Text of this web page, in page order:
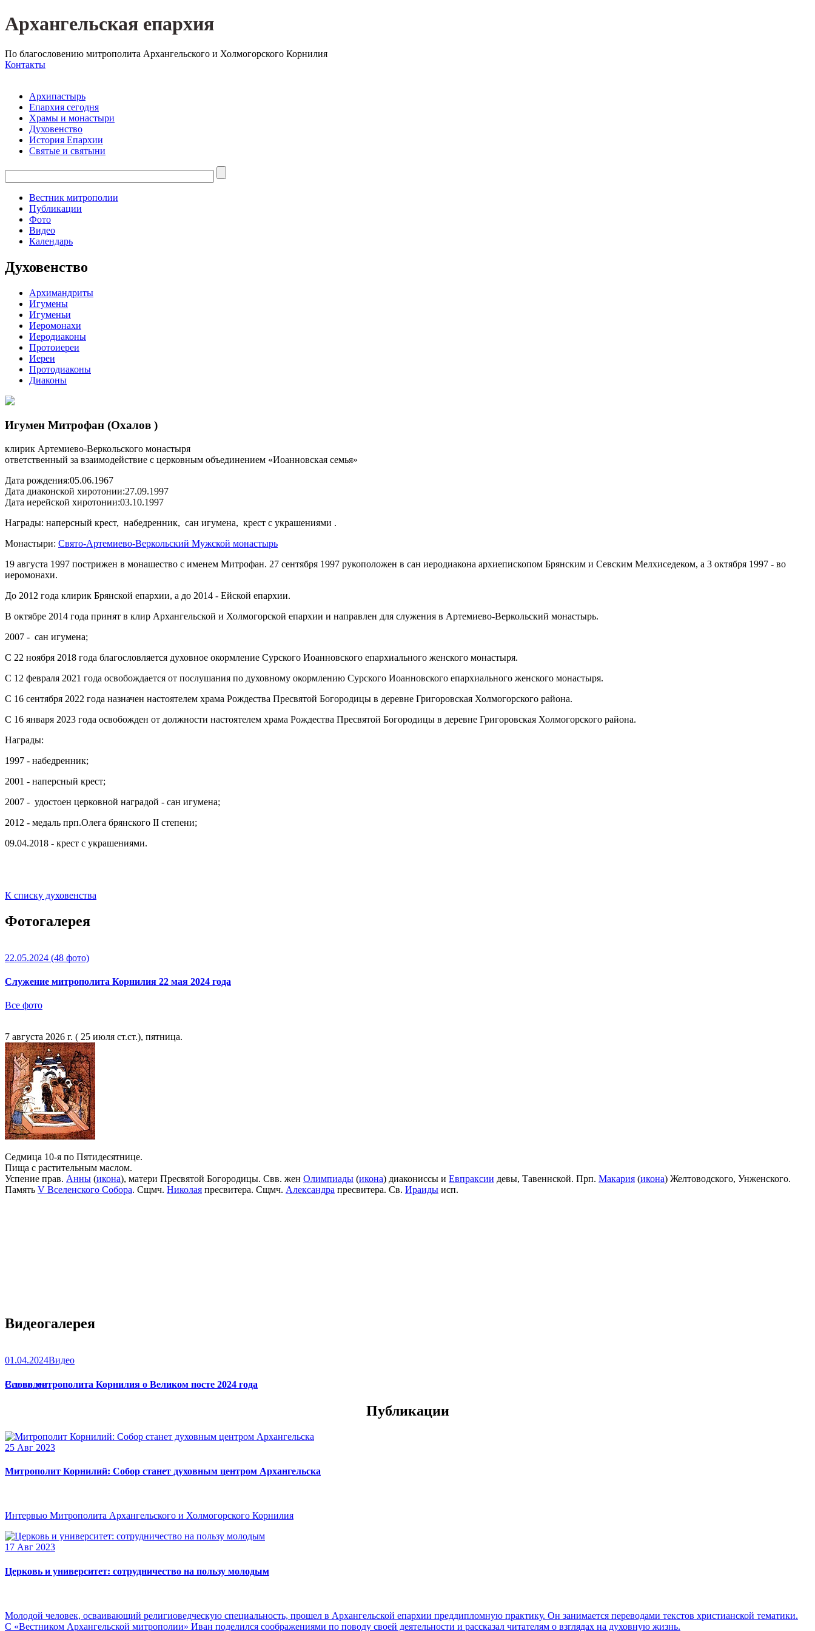
Архангельская епархия
По благословению митрополита Архангельского и Холмогорского Корнилия
Контакты
Архипастырь
Епархия сегодня
Храмы и монастыри
Духовенство
История Епархии
Святые и святыни
Вестник митрополии
Публикации
Фото
Видео
Календарь
Духовенство
Архимандриты
Игумены
Игуменьи
Иеромонахи
Иеродиаконы
Протоиереи
Иереи
Протодиаконы
Диаконы
Игумен Митрофан (Охалов )
клирик Артемиево-Веркольского монастыря
ответственный за взаимодействие с церковным объединением «Иоанновская семья»
Дата рождения:05.06.1967
Дата диаконской хиротонии:27.09.1997
Дата иерейской хиротонии:03.10.1997
Награды: наперсный крест, набедренник, сан игумена, крест с украшениями .
Монастыри: Свято-Артемиево-Веркольский Мужской монастырь
19 августа 1997 пострижен в монашество с именем Митрофан. 27 сентября 1997 рукоположен в сан иеродиакона архиепископом Брянским и Севским Мелхиседеком, а 3 октября 1997 - во
иеромонахи.
До 2012 года клирик Брянской епархии, а до 2014 - Ейской епархии.
В октябре 2014 года принят в клир Архангельской и Холмогорской епархии и направлен для служения в Артемиево-Веркольский монастырь.
2007 - сан игумена;
С 22 ноября 2018 года благословляется духовное окормление Сурского Иоанновского епархиального женского монастыря.
С 12 февраля 2021 года освобождается от послушания по духовному окормлению Сурского Иоанновского епархиального женского монастыря.
С 16 сентября 2022 года назначен настоятелем храма Рождества Пресвятой Богородицы в деревне Григоровская Холмогорского района.
С 16 января 2023 года освобожден от должности настоятелем храма Рождества Пресвятой Богородицы в деревне Григоровская Холмогорского района.
Награды:
1997 - набедренник;
2001 - наперсный крест;
2007 - удостоен церковной наградой - сан игумена;
2012 - медаль прп.Олега брянского II степени;
09.04.2018 - крест с украшениями.
К списку духовенства
Фотогалерея
22.05.2024 (48 фото)
Служение митрополита Корнилия 22 мая 2024 года
Все фото
7 августа 2026 г. ( 25 июля ст.ст.), пятница.
Седмица 10-я по Пятидесятнице.
Пища с растительным маслом.
Успение прав. Анны (икона), матери Пресвятой Богородицы. Свв. жен Олимпиады (икона) диакониссы и Евпраксии девы, Тавеннской. Прп. Макария (икона) Желтоводского, Унженского.
Память V Вселенского Собора. Сщмч. Николая пресвитера. Сщмч. Александра пресвитера. Св. Ираиды исп.
Видеогалерея
01.04.2024Видео
Слово митрополита Корнилия о Великом посте 2024 года
Все видео
Публикации
25 Авг 2023
Митрополит Корнилий: Собор станет духовным центром Архангельска
Интервью Митрополита Архангельского и Холмогорского Корнилия
17 Авг 2023
Церковь и университет: сотрудничество на пользу молодым
Молодой человек, осваивающий религиоведческую специальность, прошел в Архангельской епархии преддипломную практику. Он занимается переводами текстов христианской тематики.
С «Вестником Архангельской митрополии» Иван поделился соображениями по поводу своей деятельности и рассказал читателям о взглядах на духовную жизнь.